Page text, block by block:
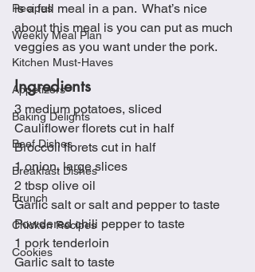
Recipes
Weekly Meal Plan
Kitchen Must-Haves
Appetizers
Baking Delights
Beef Dishes
Breakfast Dishes
Brunch
Chicken Recipes
Cookies
is a full meal in a pan.  What’s nice
about this meal is you can put as much
veggies as you want under the pork.
Ingredients
3 medium potatoes, sliced
Cauliflower florets cut in half
Broccoli florets cut in half
1 onion, large slices
2 tbsp olive oil
Garlic salt or salt and pepper to taste
Powdered chili pepper to taste
1 pork tenderloin
Garlic salt to taste